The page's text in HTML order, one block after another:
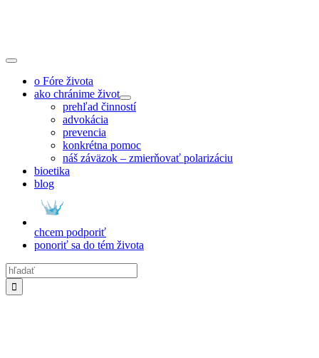
Toggle
Navigationo Fóre života
ako chránime život
prehľad činností
advokácia
prevencia
konkrétna pomoc
náš záväzok – zmierňovať polarizáciu
bioetika
blog
chcem podporiť
ponoriť sa do tém života
Hľadať: